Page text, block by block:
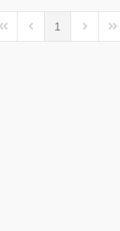
First PagePrevious Page
1
Next